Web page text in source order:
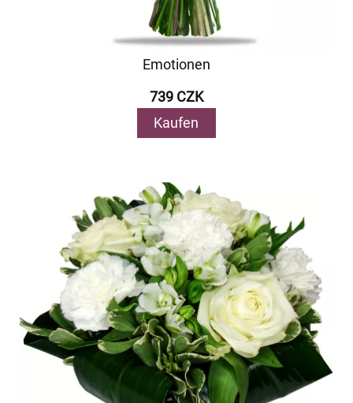
Emotionen
739 CZK
Kaufen